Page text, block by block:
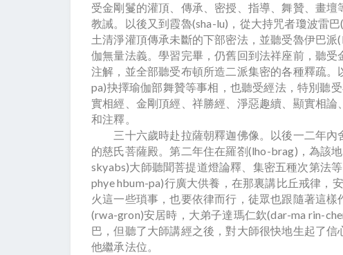
受金剛鬘的灌頂、傳承、密授、指導、舞贊、畫壇
教誡。以後又到霞魯(sha-lu)，從大持咒者瓊波雷
土清淨灌頂傳承未斷的下部密法，並聽受魯伊巴
伽無量法義。學習完畢，仍舊回到法祥座前，聽
注解，並全部聽受布頓所造二派集密的各種釋疏
pa)抉擇瑜伽部舞贊等事相，也聽受經法，特別聽
實相經、金剛頂經、祥勝經、淨惡趣續、顯實相
和注釋。
三十六歲時赴拉薩朝釋迦佛像。以後一二年內
的慈氏菩薩殿。第二年住在羅劄(lho-brag)，為該
skyabs)大師聽聞菩提道燈論釋、集密五種次第法
phye hbum-pa)行廣大供養，在那裏講比丘戒律，
火這一些瑣事，也要依律而行，徒眾也跟隨著這
(rwa-gron)安居時，大弟子達瑪仁欽(dar-ma rin-
巴，但聽了大師講經之後，對大師很快地生起了
他繼承法位。